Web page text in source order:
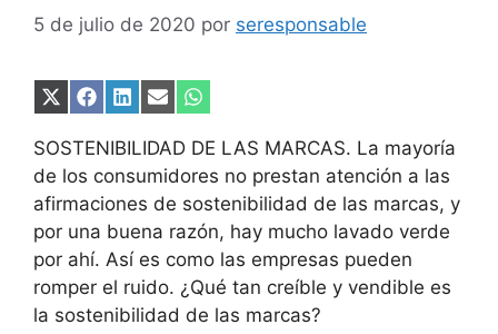
5 de julio de 2020 por seresponsable
Compartir
X
(Twitter)
Compartir
Facebook
Compartir
LinkedIn
Compartir
Email
Compartir
WhatsApp
SOSTENIBILIDAD DE LAS MARCAS. La mayoría
de los consumidores no prestan atención a las
afirmaciones de sostenibilidad de las marcas, y
por una buena razón, hay mucho lavado verde
por ahí. Así es como las empresas pueden
romper el ruido. ¿Qué tan creíble y vendible es
la sostenibilidad de las marcas?